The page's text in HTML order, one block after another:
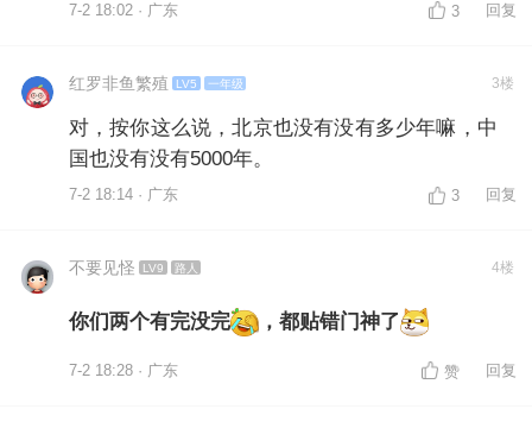
7-2 18:02 · 广东 3 回复
红罗非鱼繁殖 LV5 一年级 3楼
对，按你这么说，北京也没有没有多少年嘛，中
国也没有没有5000年。
7-2 18:14 · 广东 3 回复
不要见怪 LV9 路人 4楼
你们两个有完没完 ，都贴错门神了
7-2 18:28 · 广东 赞 回复